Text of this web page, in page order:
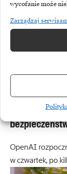
wycofanie może
Zarządzaj
OpenAI
OpenAI
w czwartek, po